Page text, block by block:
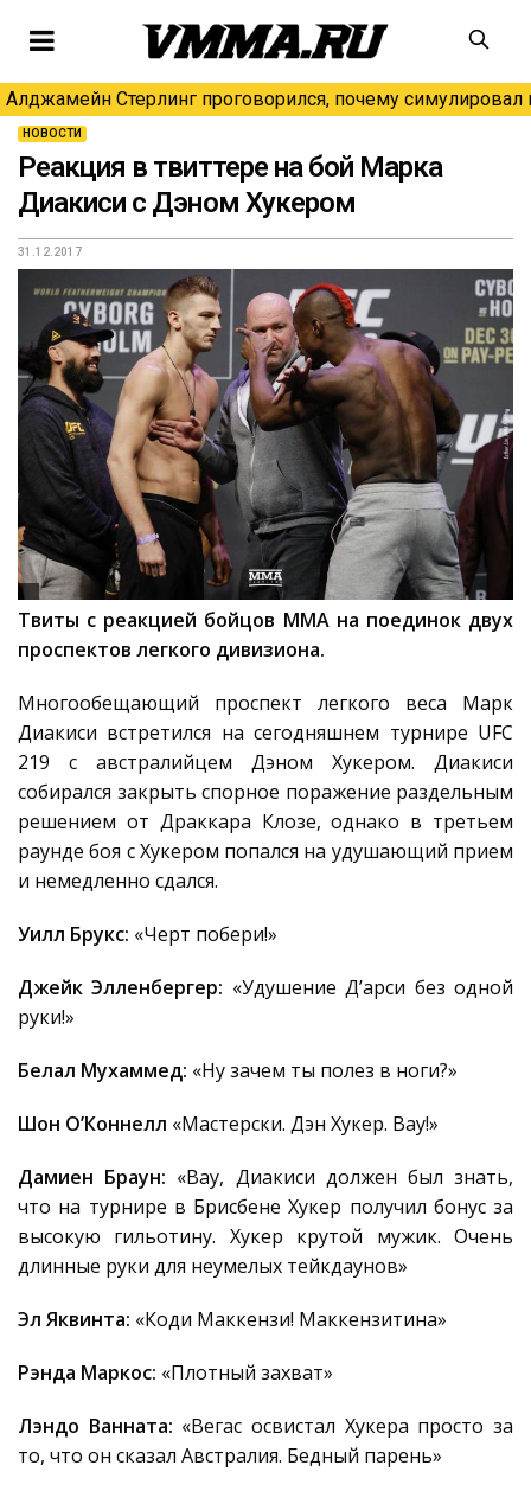
Алджамейн Стерлинг проговорился, почему симулировал
НОВОСТИ
Реакция в твиттере на бой Марка
Диакиси с Дэном Хукером
31.12.2017
Твиты с реакцией бойцов ММА на поединок двух
проспектов легкого дивизиона.
Многообещающий проспект легкого веса Марк
Диакиси встретился на сегодняшнем турнире UFC
219 с австралийцем Дэном Хукером. Диакиси
собирался закрыть спорное поражение раздельным
решением от Драккара Клозе, однако в третьем
раунде боя с Хукером попался на удушающий прием
и немедленно сдался.
Уилл Брукс: «Черт побери!»
Джейк Элленбергер: «Удушение Д’арси без одной
руки!»
Белал Мухаммед: «Ну зачем ты полез в ноги?»
Шон О’Коннелл «Мастерски. Дэн Хукер. Вау!»
Дамиен Браун: «Вау, Диакиси должен был знать,
что на турнире в Брисбене Хукер получил бонус за
высокую гильотину. Хукер крутой мужик. Очень
длинные руки для неумелых тейкдаунов»
Эл Яквинта: «Коди Маккензи! Маккензитина»
Рэнда Маркос: «Плотный захват»
Лэндо Ванната: «Вегас освистал Хукера просто за
то, что он сказал Австралия. Бедный парень»